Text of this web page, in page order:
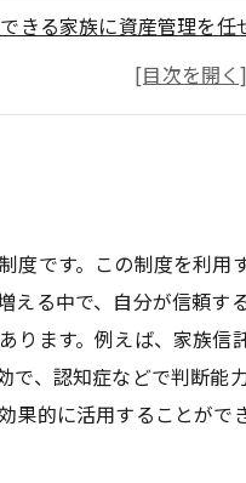
きる家族に資産管理を任
税対策としての家族信託の
ケーススタディで見る家
です。この制度を利
る中で、自分が信頼
ます。例えば、家族
、認知症などで判断能
的に活用することが